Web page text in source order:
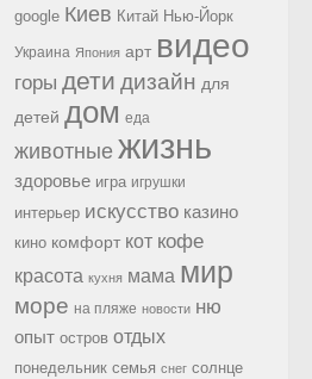
google Киев Китай Нью-Йорк
Украина Япония арт видео
горы дети дизайн для
детей дом еда
животные жизнь
здоровье игра игрушки
интерьер искусство казино
кино комфорт кот кофе
красота кухня мама мир
море на пляже новости ню
опыт остров отдых
понедельник семья снег солнце